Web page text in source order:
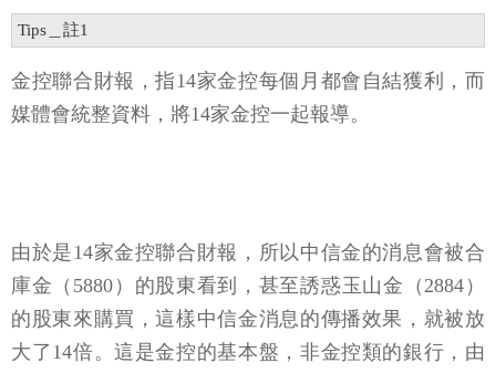
Tips＿註1
金控聯合財報，指14家金控每個月都會自結獲利，而
媒體會統整資料，將14家金控一起報導。
由於是14家金控聯合財報，所以中信金的消息會被合
庫金（5880）的股東看到，甚至誘惑玉山金（2884）
的股東來購買，這樣中信金消息的傳播效果，就被放
大了14倍。這是金控的基本盤，非金控類的銀行，由